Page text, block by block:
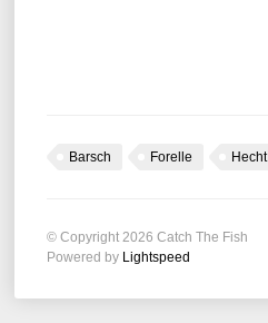
Barsch Forelle Hecht
© Copyright 2026 Catch The Fish
Powered by Lightspeed